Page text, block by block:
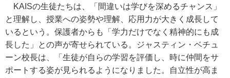
KAISの生徒たちは、「間違いは学びを深めるチャンス」
と理解し、授業への姿勢や理解、応用力が大きく成長して
いるという。保護者からも「学力だけでなく精神的にも成
長した」との声が寄せられている。ジャスティン・ベチュ
ーン校長は、「生徒が自らの学習を評価し、時に仲間をサ
ポートする姿が見られるようになりました。自立性が高ま